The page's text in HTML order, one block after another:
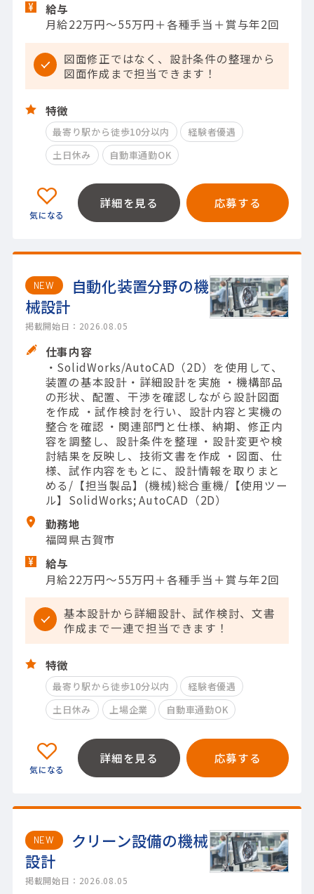
給与
月給22万円～55万円＋各種手当＋賞与年2回
図面修正ではなく、設計条件の整理から
図面作成まで担当できます！
特徴
最寄り駅から徒歩10分以内
経験者優遇
土日休み
自動車通勤OK
詳細を見る 応募する
NEW
自動化装置分野の機
械設計
掲載開始日：2026.08.05
仕事内容
・SolidWorks/AutoCAD（2D）を使用して、
装置の基本設計・詳細設計を実施 ・機構部品
の形状、配置、干渉を確認しながら設計図面
を作成 ・試作検討を行い、設計内容と実機の
整合を確認 ・関連部門と仕様、納期、修正内
容を調整し、設計条件を整理 ・設計変更や検
討結果を反映し、技術文書を作成 ・図面、仕
様、試作内容をもとに、設計情報を取りまと
める/【担当製品】(機械)総合重機/【使用ツー
ル】SolidWorks; AutoCAD（2D）
勤務地
福岡県古賀市
給与
月給22万円～55万円＋各種手当＋賞与年2回
基本設計から詳細設計、試作検討、文書
作成まで一連で担当できます！
特徴
最寄り駅から徒歩10分以内
経験者優遇
土日休み
上場企業 自動車通勤OK
詳細を見る 応募する
NEW
クリーン設備の機械
設計
掲載開始日：2026.08.05